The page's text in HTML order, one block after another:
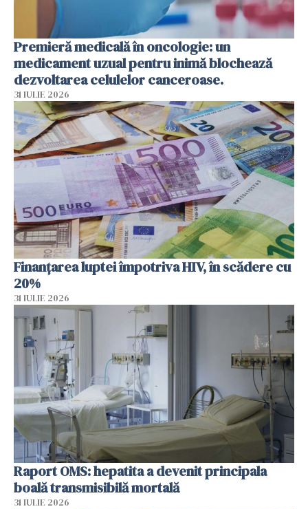
Premieră medicală în oncologie: un
medicament uzual pentru inimă blochează
dezvoltarea celulelor canceroase.
31 IULIE 2026
Finanțarea luptei împotriva HIV, în scădere cu
20%
31 IULIE 2026
Raport OMS: hepatita a devenit principala
boală transmisibilă mortală
31 IULIE 2026